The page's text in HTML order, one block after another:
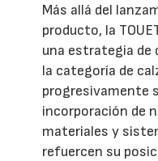
Más allá del
producto, la
una estrategia de
la categoría de
progresivamente
incorporación de
materiales y
refuercen su